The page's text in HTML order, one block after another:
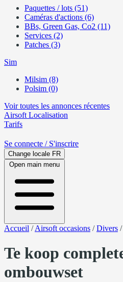
Paquettes / lots (51)
Caméras d'actions (6)
BBs, Green Gas, Co2 (11)
Services (2)
Patches (3)
Sim
Milsim (8)
Polsim (0)
Voir toutes les annonces récentes
Airsoft Localisation
Tarifs
Se connecte / S'inscrire
Change locale FR
Open main menu
Accueil /Airsoft occasions /Divers /
Te koop
ombouwset